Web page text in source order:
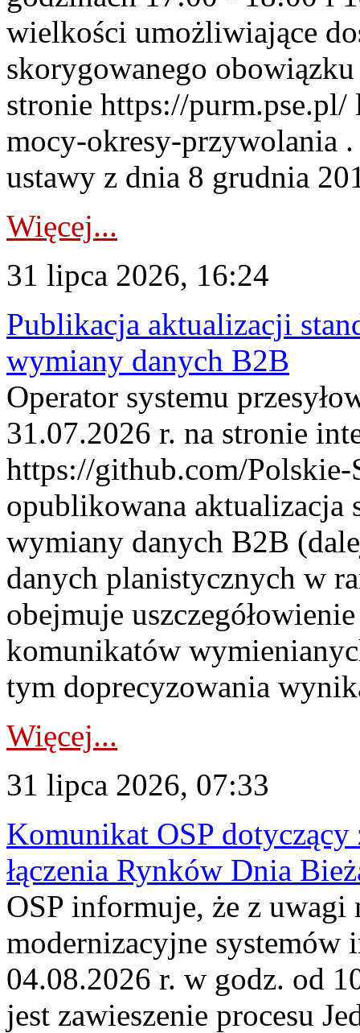
wielkości umożliwiające
skorygowanego
stronie https://
mocy-okresy-przywolania
ustawy z dnia 8 grudnia
Więcej...
31 lipca 2026, 16:24
Publikacja aktualizacji
wymiany danych B2B
Operator systemu
31.07.2026 r. na stronie
https://github.com/Polskie-
opublikowana aktualizacja
wymiany danych B2B
danych planistycznych w
obejmuje
komunikatów
tym doprecyzowania
Więcej...
31 lipca 2026, 07:33
Komunikat OSP dotyczący
łączenia Rynków Dnia
OSP informuje, że z uwagi
modernizacyjne
04.08.2026 r. w godz. od
jest zawieszenie procesu